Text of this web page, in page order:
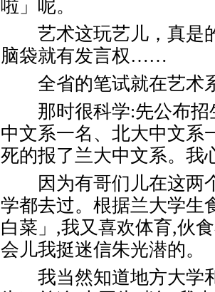
啦」呢。
艺术这玩艺儿，真是
脑袋就有发言权……
全省的笔试就在艺术
那时很科学:先公布
中文系一名、北大中文
死的报了兰大中文系。我
因为有哥们儿在这两
学都去过。根据兰大学生
白菜」,我又喜欢体育,伙
会儿我挺迷信朱光潜的。
我当然知道地方大学